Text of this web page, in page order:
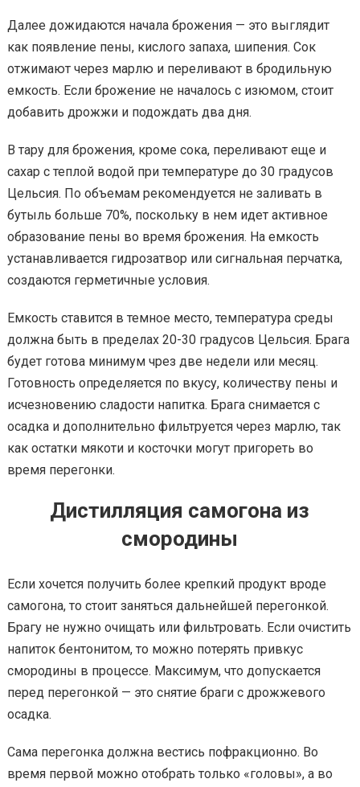
Далее дожидаются начала брожения — это выглядит
как появление пены, кислого запаха, шипения. Сок
отжимают через марлю и переливают в бродильную
емкость. Если брожение не началось с изюмом, стоит
добавить дрожжи и подождать два дня.
В тару для брожения, кроме сока, переливают еще и
сахар с теплой водой при температуре до 30 градусов
Цельсия. По объемам рекомендуется не заливать в
бутыль больше 70%, поскольку в нем идет активное
образование пены во время брожения. На емкость
устанавливается гидрозатвор или сигнальная перчатка,
создаются герметичные условия.
Емкость ставится в темное место, температура среды
должна быть в пределах 20-30 градусов Цельсия. Брага
будет готова минимум чрез две недели или месяц.
Готовность определяется по вкусу, количеству пены и
исчезновению сладости напитка. Брага снимается с
осадка и дополнительно фильтруется через марлю, так
как остатки мякоти и косточки могут пригореть во
время перегонки.
Дистилляция самогона из
смородины
Если хочется получить более крепкий продукт вроде
самогона, то стоит заняться дальнейшей перегонкой.
Брагу не нужно очищать или фильтровать. Если очистить
напиток бентонитом, то можно потерять привкус
смородины в процессе. Максимум, что допускается
перед перегонкой — это снятие браги с дрожжевого
осадка.
Сама перегонка должна вестись пофракционно. Во
время первой можно отобрать только «головы», а во